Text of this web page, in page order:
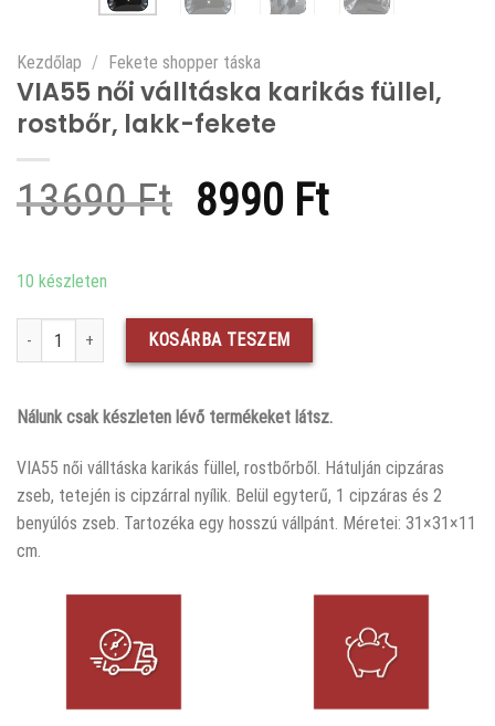
Kezdőlap / Fekete shopper táska
VIA55 női válltáska karikás füllel,
rostbőr, lakk-fekete
13690Ft Original
13690 Ft.
8990 FtCurrent
10 készleten
VIA55 női válltáska karikás füllel, rostbőr, lakk-fekete mennyiség
KOSÁRBA TESZEM
Nálunk csak készleten lévő termékeket látsz.
VIA55 női válltáska karikás füllel, rostbőrből. Hátulján cipzáras
zseb, tetején is cipzárral nyílik. Belül egyterű, 1 cipzáras és 2
benyúlós zseb. Tartozéka egy hosszú vállpánt. Méretei: 31×31×11
cm.